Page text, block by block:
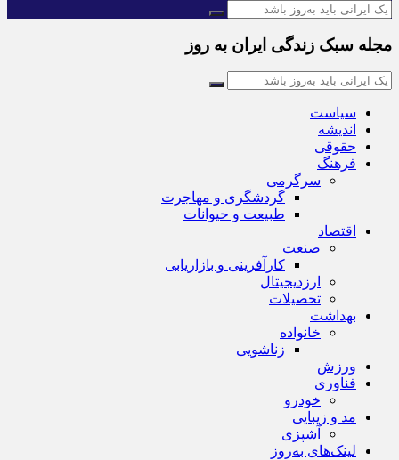
مجله سبک زندگی ایران به روز
سیاست
اندیشه
حقوقی
فرهنگ
سرگرمی
گردشگری و مهاجرت
طبیعت و حیوانات
اقتصاد
صنعت
کارآفرینی و بازاریابی
ارزدیجیتال
تحصیلات
بهداشت
خانواده
زناشویی
ورزش
فناوری
خودرو
مد و زیبایی
آشپزی
لینک‌های به‌روز